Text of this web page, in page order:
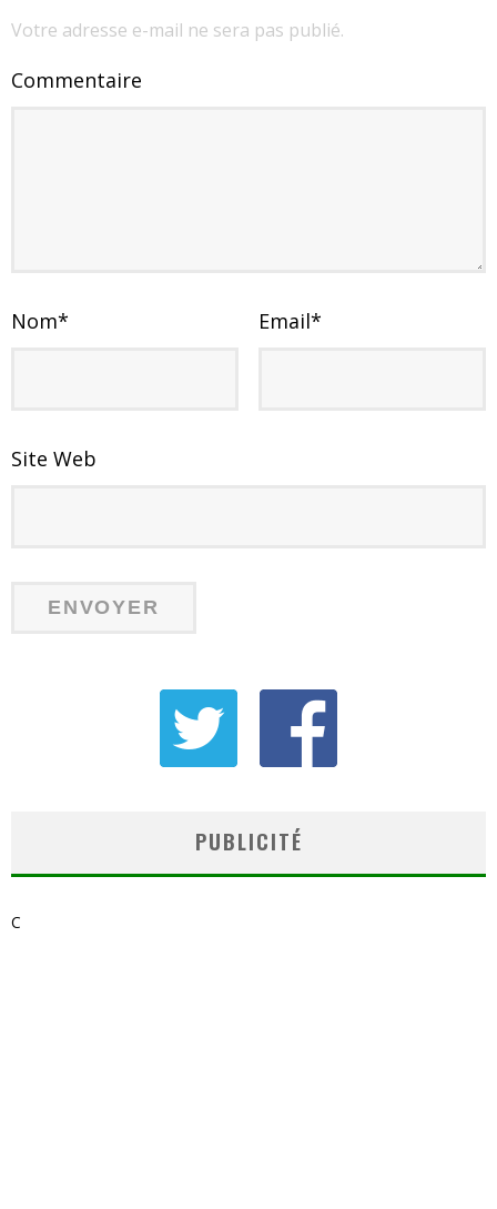
Votre adresse e-mail ne sera pas publié.
Commentaire
Nom* Email*
Site Web
PUBLICITÉ
C